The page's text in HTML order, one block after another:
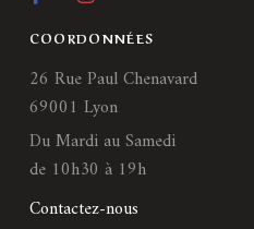
COORDONNÉES
26 Rue Paul Chenavard
69001 Lyon
Du Mardi au Samedi
de 10h30 à 19h
Contactez-nous